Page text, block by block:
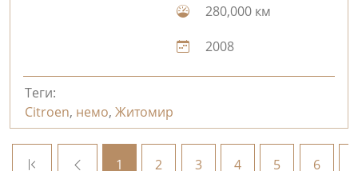
280,000 км
2008
Теги:
Citroen, немо, Житомир
1 2 3 4 5 6